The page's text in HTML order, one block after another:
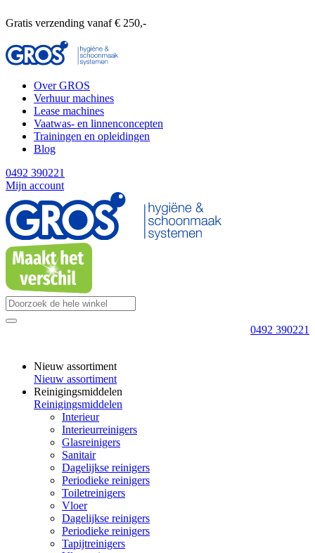
Gratis verzending vanaf € 250,-
Over GROS
Verhuur machines
Lease machines
Vaatwas- en linnenconcepten
Trainingen en opleidingen
Blog
0492 390221
Mijn account
0492 390221
Nieuw assortiment
Nieuw assortiment
Reinigingsmiddelen
Reinigingsmiddelen
Interieur
Interieurreinigers
Glasreinigers
Sanitair
Dagelijkse reinigers
Periodieke reinigers
Toiletreinigers
Vloer
Dagelijkse reinigers
Periodieke reinigers
Tapijtreinigers